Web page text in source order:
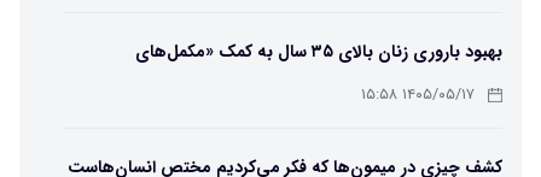
بهبود باروری زنان بالای ۳۵ سال به کمک «مکمل‌های
باکتریایی»
۱۴۰۵/۰۵/۱۷ ۱۵:۵۸
کشف چیزی در میمون‌ها که فکر می‌کردیم مختص انسان‌هاست